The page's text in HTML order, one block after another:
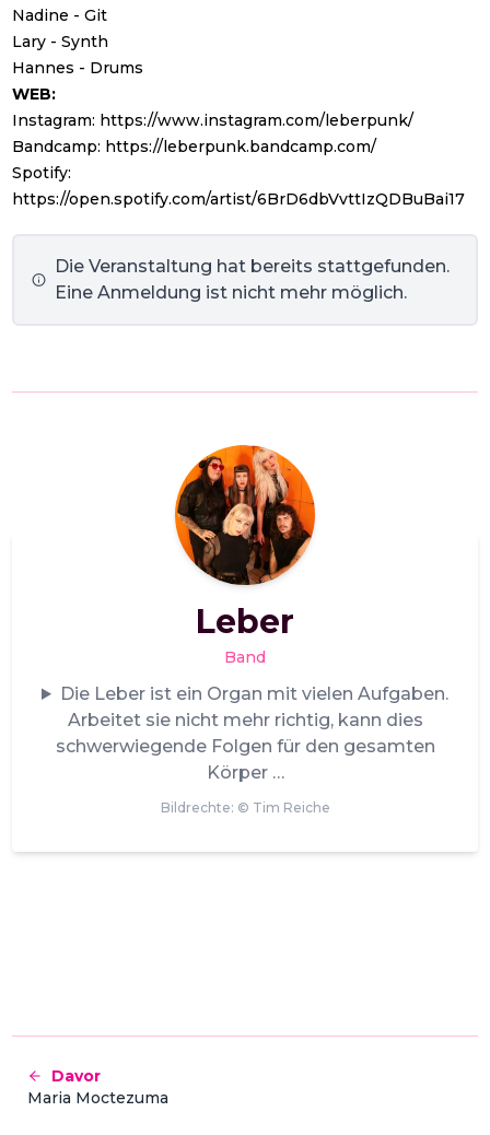
Nadine - Git
Lary - Synth
Hannes - Drums
WEB:
Instagram: https://www.instagram.com/leberpunk/
Bandcamp: https://leberpunk.bandcamp.com/
Spotify:
https://open.spotify.com/artist/6BrD6dbVvttIzQDBuBai17
Die Veranstaltung hat bereits stattgefunden.
Eine Anmeldung ist nicht mehr möglich.
Leber
Band
Die Leber ist ein Organ mit vielen Aufgaben.
Arbeitet sie nicht mehr richtig, kann dies
schwerwiegende Folgen für den gesamten
Körper
Bildrechte: © Tim Reiche
Davor
Maria Moctezuma